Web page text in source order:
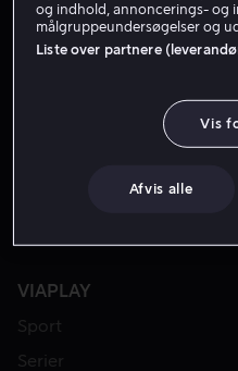
VIAPLAY
Sport
Serier
og indhold, annoncerings- og
målgruppeundersøgelser og
Liste over partnere
Vis
Afvis alle